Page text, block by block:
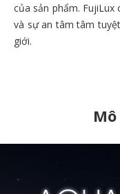
của sản phẩm.
và sự an tâm tâm
giới.